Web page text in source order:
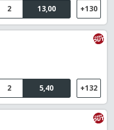
13,00
2 +130
5,40
2 +132